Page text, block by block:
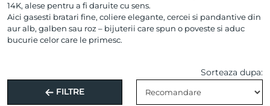
14K, alese pentru a fi daruite cu sens.
Aici gasesti bratari fine, coliere elegante, cercei si pandantive din
aur alb, galben sau roz – bijuterii care spun o poveste si aduc
bucurie celor care le primesc.
FILTRE
Sorteaza dupa: